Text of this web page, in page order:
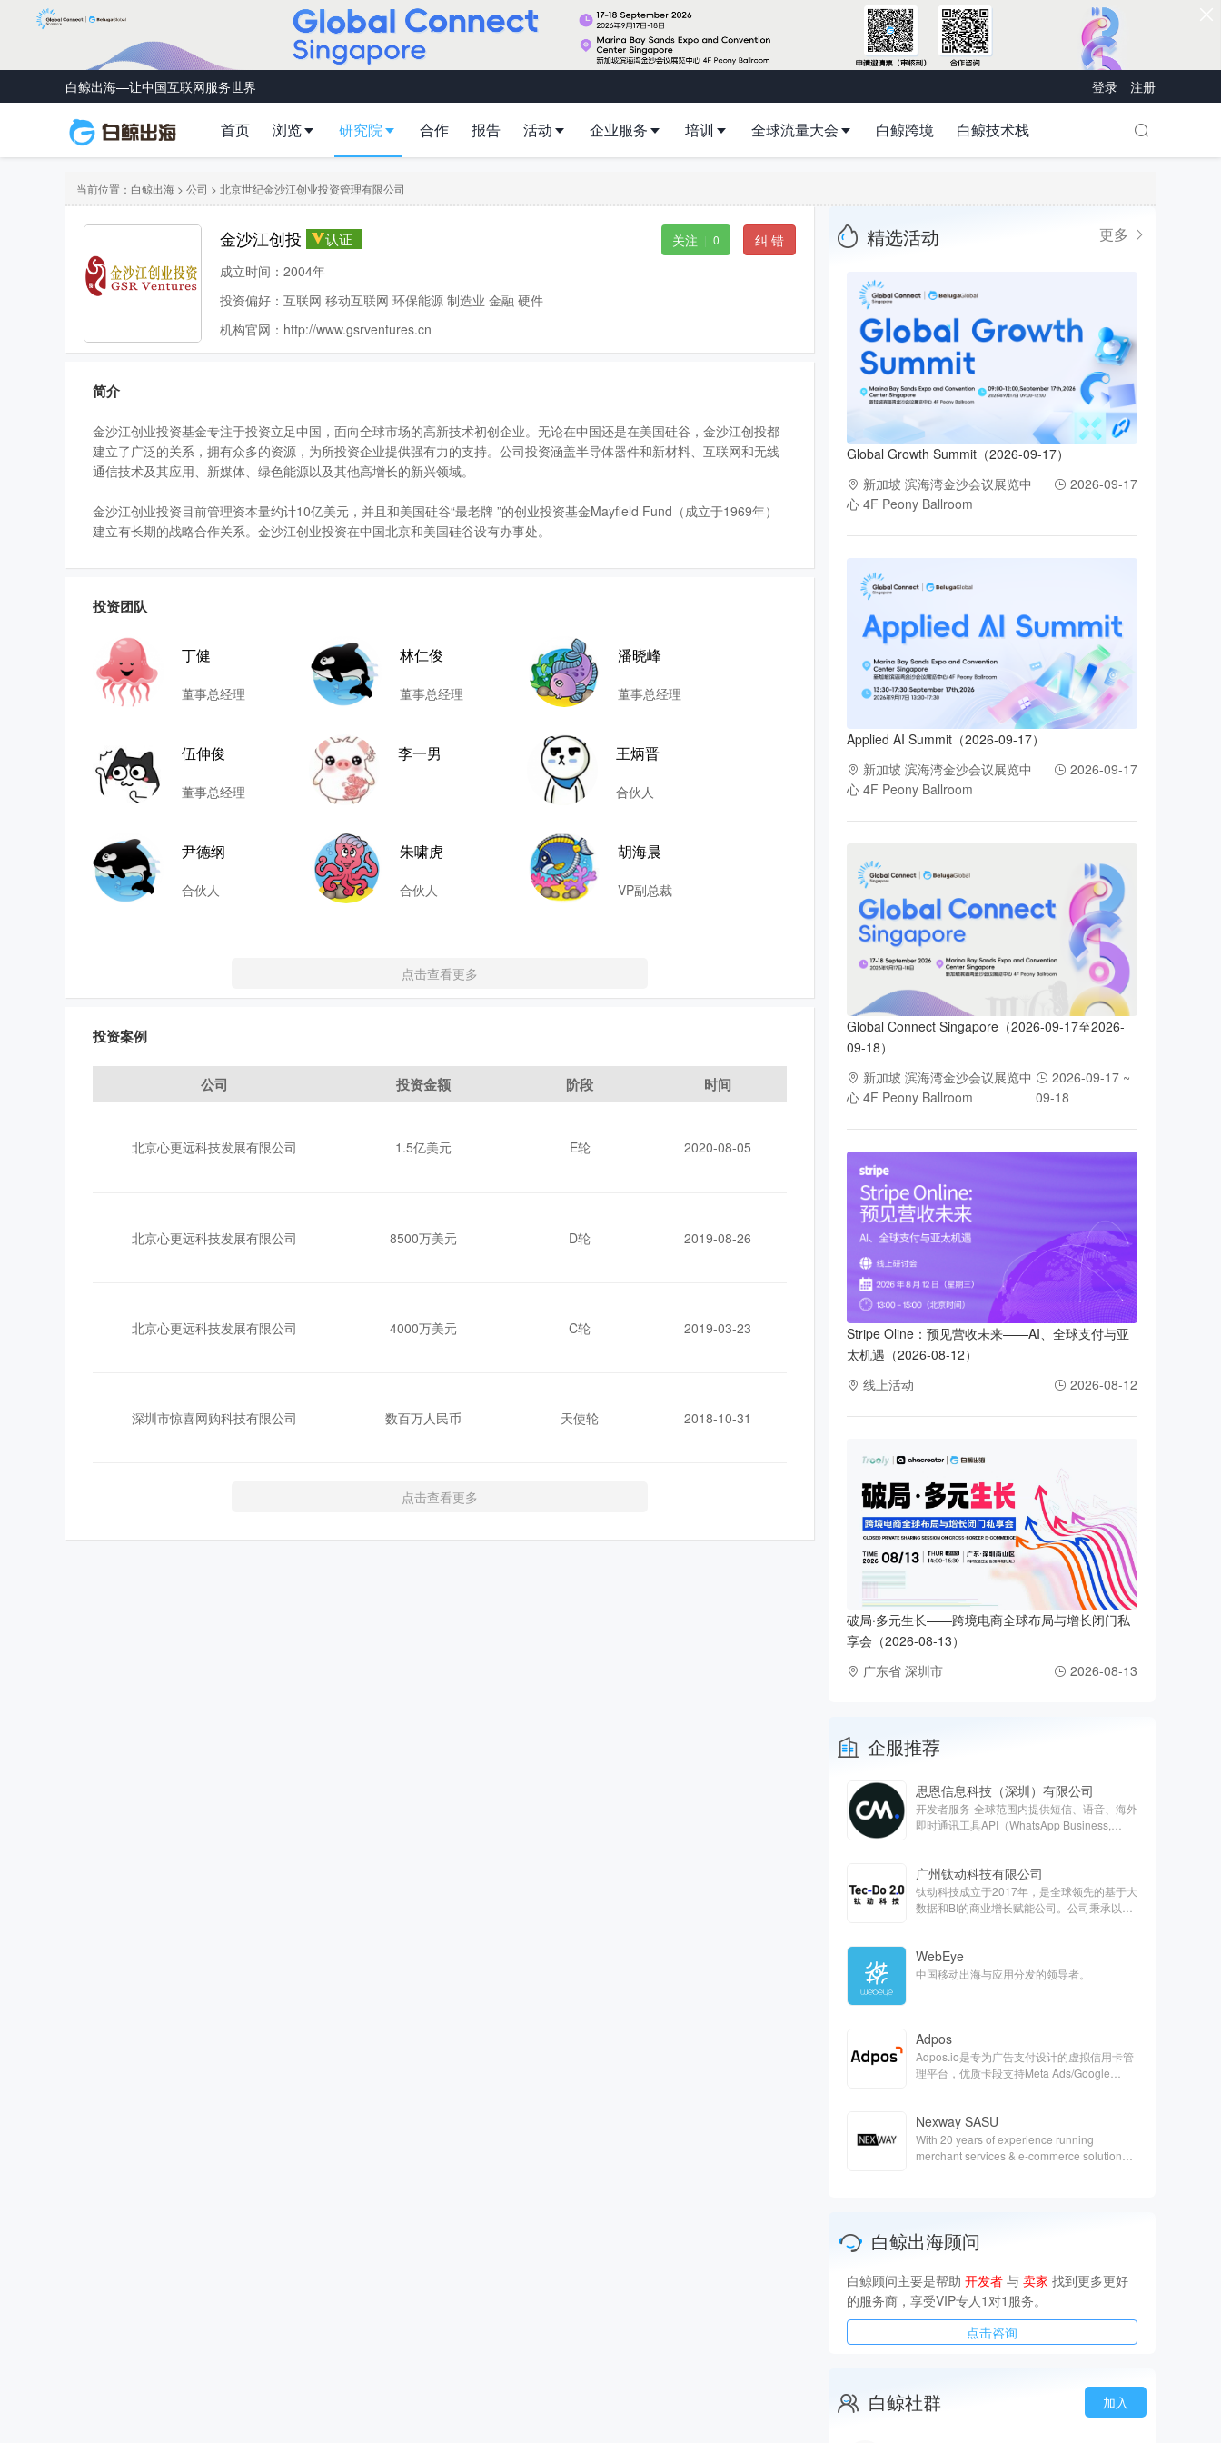
白鲸出海—让中国互联网服务世界 登录 注册
首页 浏览 研究院 合作 报告 活动 企业服务 培训 全球流量大会 白鲸跨境 白鲸技术栈
当前位置： 白鲸出海 > 公司 > 北京世纪金沙江创业投资管理有限公司
关注 | 0 纠 错
金沙江创投 认证
成立时间：2004年
投资偏好：互联网 移动互联网 环保能源 制造业 金融 硬件
机构官网： http://www.gsrventures.cn
简介
金沙江创业投资基金专注于投资立足中国，面向全球市场的高新技术初创企业。无论在中国还是在美国硅谷，金沙江创投都
建立了广泛的关系，拥有众多的资源，为所投资企业提供强有力的支持。公司投资涵盖半导体器件和新材料、互联网和无线
通信技术及其应用、新媒体、绿色能源以及其他高增长的新兴领域。
金沙江创业投资目前管理资本量约计10亿美元，并且和美国硅谷“最老牌 ”的创业投资基金Mayfield Fund（成立于1969年）
建立有长期的战略合作关系。金沙江创业投资在中国北京和美国硅谷设有办事处。
投资团队
丁健
董事总经理
林仁俊
董事总经理
潘晓峰
董事总经理
伍伸俊
董事总经理
李一男 王炳晋
合伙人
尹德纲
合伙人
朱啸虎
合伙人
胡海晨
VP副总裁
点击查看更多
投资案例
公司 投资金额 阶段 时间
北京心更远科技发展有限公司 1.5亿美元 E轮 2020-08-05
北京心更远科技发展有限公司 8500万美元 D轮 2019-08-26
北京心更远科技发展有限公司 4000万美元 C轮 2019-03-23
深圳市惊喜网购科技有限公司 数百万人民币 天使轮 2018-10-31
点击查看更多
精选活动 更多
Global Growth Summit（2026-09-17）
新加坡 滨海湾金沙会议展览中
心 4F Peony Ballroom
2026-09-17
Applied AI Summit（2026-09-17）
新加坡 滨海湾金沙会议展览中
心 4F Peony Ballroom
2026-09-17
Global Connect Singapore（2026-09-17至2026-
09-18）
新加坡 滨海湾金沙会议展览中
心 4F Peony Ballroom
2026-09-17 ~
09-18
Stripe Oline：预见营收未来——AI、全球支付与亚
太机遇（2026-08-12）
线上活动
2026-08-12
破局·多元生长——跨境电商全球布局与增长闭门私
享会（2026-08-13）
广东省 深圳市
2026-08-13
企服推荐
思恩信息科技（深圳）有限公司
开发者服务-全球范围内提供短信、语音、海外
即时通讯工具API（WhatsApp Business,
广州钛动科技有限公司
钛动科技成立于2017年，是全球领先的基于大
数据和BI的商业增长赋能公司。公司秉承以服
客户的一站式平台。
WebEye
中国移动出海与应用分发的领导者。
Adpos
Adpos.io是专为广告支付设计的虚拟信用卡管
理平台，优质卡段支持Meta Ads/Google
Nexway SASU
With 20 years of experience running
merchant services & e-commerce solutions,
白鲸出海顾问
白鲸顾问主要是帮助 开发者 与 卖家 找到更多更好
的服务商，享受VIP专人1对1服务。
点击咨询
白鲸社群 加入